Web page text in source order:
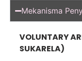
Mekanisma
VOLUNTARY
SUKARELA)